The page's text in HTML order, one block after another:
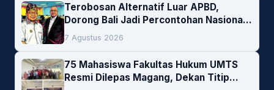
Terobosan Alternatif Luar APBD,
Dorong Bali Jadi Percontohan Nasional
Pembiayaan Daerah
7 Agustus 2026
75 Mahasiswa Fakultas Hukum UMTS
Resmi Dilepas Magang, Dekan Titip